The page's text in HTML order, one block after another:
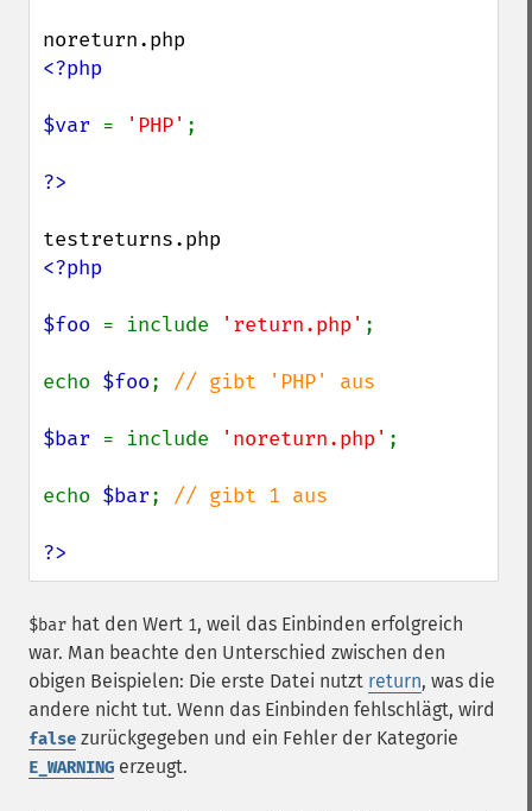
<?php
$var = 'PHP' ;
<?php
$foo = include 'return.php' ;
echo $foo; // gibt 'PHP' aus
$bar = include 'noreturn.php' ;
echo $bar; // gibt 1 aus
?>
$bar hat den Wert 1, weil das Einbinden erfolgreich
war. Man beachte den Unterschied zwischen den
obigen Beispielen: Die erste Datei nutzt return, was die
andere nicht tut. Wenn das Einbinden fehlschlägt, wird
false zurückgegeben und ein Fehler der Kategorie
E_WARNING erzeugt.